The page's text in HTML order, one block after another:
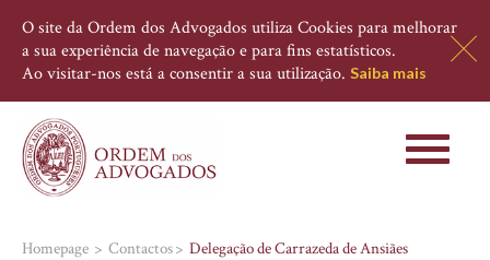
O site da Ordem dos Advogados utiliza Cookies para melhorar
a sua experiência de navegação e para fins estatísticos.
Ao visitar-nos está a consentir a sua utilização. Saiba mais
Toggle
Homepage Contactos Delegação de Carrazeda de Ansiães